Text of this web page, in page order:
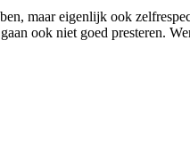
maar eigenlijk ook
ook niet goed presteren.